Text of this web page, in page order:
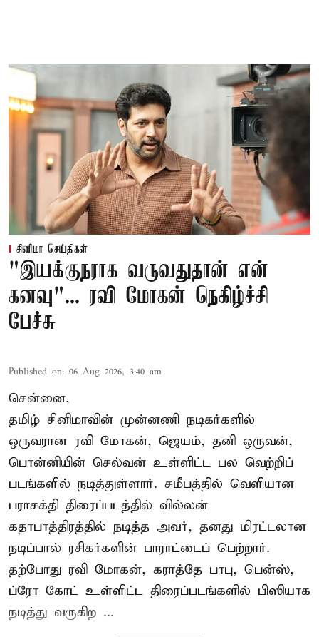
சினிமா செய்திகள்
"இயக்குநராக வருவதுதான் என்
கனவு"... ரவி மோகன் நெகிழ்ச்சி
பேச்சு
Published on: 06 Aug 2026, 3:40 am
சென்னை,
தமிழ் சினிமாவின் முன்னணி நடிகர்களில்
ஒருவரான ரவி மோகன், ஜெயம், தனி ஒருவன்,
பொன்னியின் செல்வன் உள்ளிட்ட பல வெற்றிப்
படங்களில் நடித்துள்ளார். சமீபத்தில் வெளியான
பராசக்தி திரைப்படத்தில் வில்லன்
கதாபாத்திரத்தில் நடித்த அவர், தனது மிரட்டலான
நடிப்பால் ரசிகர்களின் பாராட்டைப் பெற்றார்.
தற்போது ரவி மோகன், கராத்தே பாபு, பென்ஸ்,
ப்ரோ கோட் உள்ளிட்ட திரைப்படங்களில் பிஸியாக
நடித்து வருகிற ...